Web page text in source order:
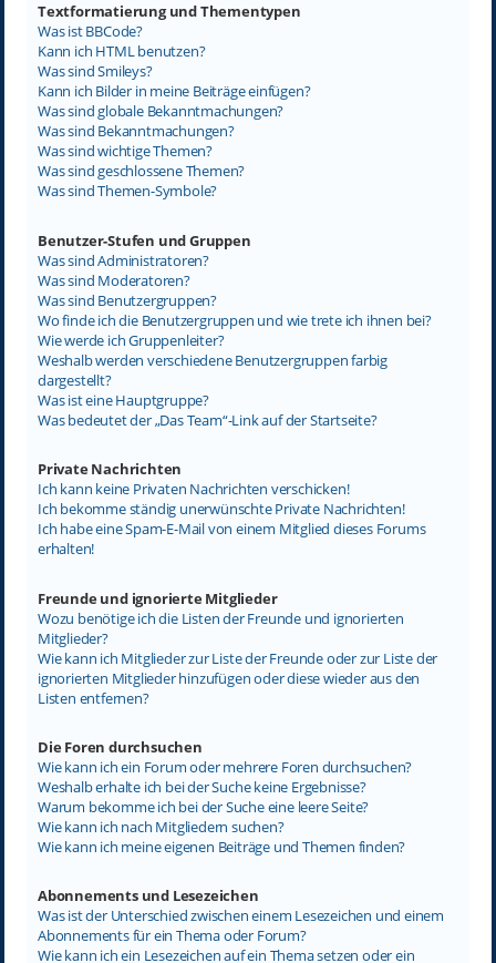
Textformatierung und Thementypen
Was ist BBCode?
Kann ich HTML benutzen?
Was sind Smileys?
Kann ich Bilder in meine Beiträge einfügen?
Was sind globale Bekanntmachungen?
Was sind Bekanntmachungen?
Was sind wichtige Themen?
Was sind geschlossene Themen?
Was sind Themen-Symbole?
Benutzer-Stufen und Gruppen
Was sind Administratoren?
Was sind Moderatoren?
Was sind Benutzergruppen?
Wo finde ich die Benutzergruppen und wie trete ich ihnen bei?
Wie werde ich Gruppenleiter?
Weshalb werden verschiedene Benutzergruppen farbig
dargestellt?
Was ist eine Hauptgruppe?
Was bedeutet der „Das Team“-Link auf der Startseite?
Private Nachrichten
Ich kann keine Privaten Nachrichten verschicken!
Ich bekomme ständig unerwünschte Private Nachrichten!
Ich habe eine Spam-E-Mail von einem Mitglied dieses Forums
erhalten!
Freunde und ignorierte Mitglieder
Wozu benötige ich die Listen der Freunde und ignorierten
Mitglieder?
Wie kann ich Mitglieder zur Liste der Freunde oder zur Liste der
ignorierten Mitglieder hinzufügen oder diese wieder aus den
Listen entfernen?
Die Foren durchsuchen
Wie kann ich ein Forum oder mehrere Foren durchsuchen?
Weshalb erhalte ich bei der Suche keine Ergebnisse?
Warum bekomme ich bei der Suche eine leere Seite?
Wie kann ich nach Mitgliedern suchen?
Wie kann ich meine eigenen Beiträge und Themen finden?
Abonnements und Lesezeichen
Was ist der Unterschied zwischen einem Lesezeichen und einem
Abonnements für ein Thema oder Forum?
Wie kann ich ein Lesezeichen auf ein Thema setzen oder ein